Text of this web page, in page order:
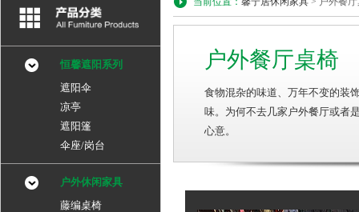
恒馨遮阳系列
遮阳伞
凉亭
遮阳篷
伞座/岗台
户外休闲家具
藤编桌椅
户外餐厅桌椅
食物混杂的味道、万年不变的装
味。为何不去几家户外餐厅或者
心意。